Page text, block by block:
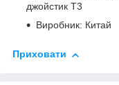
джойстик Т3
Виробник: Китай
Приховати